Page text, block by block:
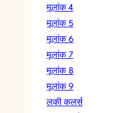
मूलांक 4
मूलांक 5
मूलांक 6
मूलांक 7
मूलांक 8
मूलांक 9
लकी कलर्स